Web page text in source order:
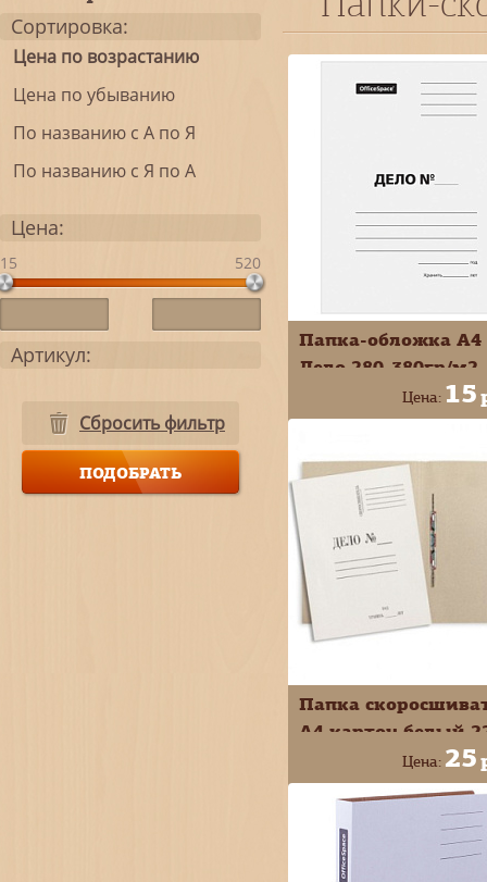
Сортировка:
Цена по возрастанию
Цена по убыванию
По названию с А по Я
По названию с Я по А
Цена:
15 520
Артикул:
Сбросить фильтр
Папка-обложка А4
Дело 280-380гр/м2
Цена: 15
-
Папка
А4 картон белый
м2-320г/м2Цена: 25
+
В